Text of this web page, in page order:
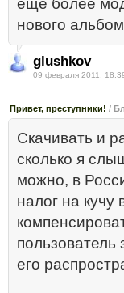
ещё более
нового
glushkov
09 февраля 2011,
Привет, преступники! /
Скачивать и
сколько я
можно, в
налог на кучу
пользователь
его